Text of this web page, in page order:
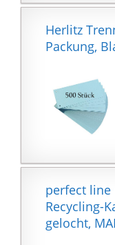
Herlitz
Packung,
perfect line
Recycling-
gelocht,